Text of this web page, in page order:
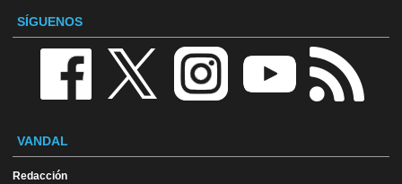
SÍGUENOS
VANDAL
Redacción